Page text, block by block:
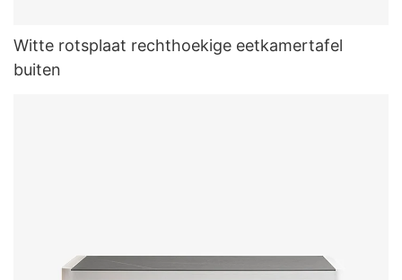
Witte rotsplaat rechthoekige eetkamertafel
buiten